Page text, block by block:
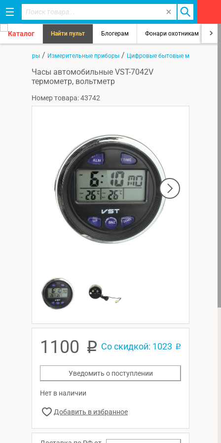
Каталог Найти пульт Блогерам Фонари охотникам
Все товары / Измерительные приборы / Цифровые бытовые
Часы автомобильные VST-7042V
термометр, вольтметр
Номер товара: 43742
1100 p Со скидкой: 1023 p
Уведомить о поступлении
Нет в наличии